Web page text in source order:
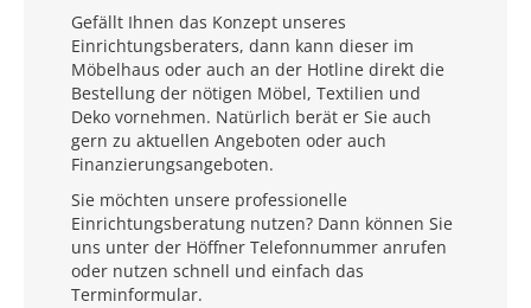
Gefällt Ihnen das Konzept unseres
Einrichtungsberaters, dann kann dieser im
Möbelhaus oder auch an der Hotline direkt die
Bestellung der nötigen Möbel, Textilien und
Deko vornehmen. Natürlich berät er Sie auch
gern zu aktuellen Angeboten oder auch
Finanzierungsangeboten.
Sie möchten unsere professionelle
Einrichtungsberatung nutzen? Dann können Sie
uns unter der Höffner Telefonnummer anrufen
oder nutzen schnell und einfach das
Terminformular.